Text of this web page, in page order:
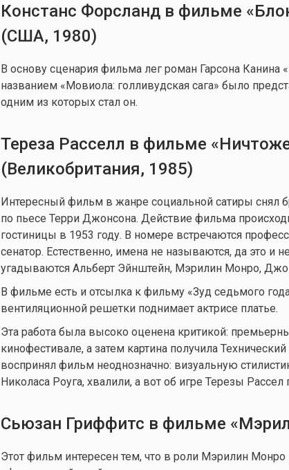
Констанс Форсланд в фильме
(США, 1980)
В основу сценария фильма лег роман Гарсона Канина
названием «Мовиола: голливудская сага» было
одним из которых стал он.
Тереза Расселл в фильме
(Великобритания, 1985)
Интересный фильм в жанре социальной сатиры снял
по пьесе Терри Джонсона. Действие фильма
гостиницы в 1953 году. В номере встречаются
сенатор. Естественно, имена не называются, да это и
угадываются Альберт Эйнштейн, Мэрилин Монро,
В фильме есть и отсылка к фильму «Зуд седьмого
вентиляционной решетки поднимает актрисе платье.
Эта работа была высоко оценена критикой:
кинофестивале, а затем картина получила
воспринял фильм неоднозначно: визуальную
Николаса Роуга, хвалили, а вот об игре Терезы Рассел
Сьюзан Гриффитс в фильме
Этот фильм интересен тем, что в роли Мэрилин